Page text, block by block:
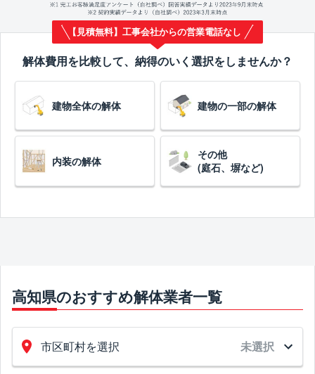
【見積無料】工事会社からの営業電話なし
解体費用を比較して、納得のいく選択をしませんか？
建物全体の解体 建物の一部の解体
内装の解体
その他
(庭石、塀など)
高知県のおすすめ解体業者一覧
市区町村を選択 未選択